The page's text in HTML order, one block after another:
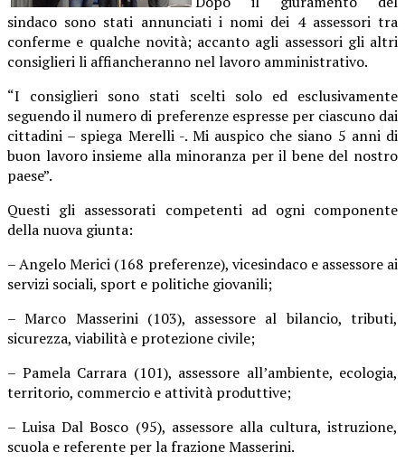
sindaco sono stati annunciati i nomi dei 4 assessori tra
conferme e qualche novità; accanto agli assessori gli altri
consiglieri li affiancheranno nel lavoro amministrativo.
“I consiglieri sono stati scelti solo ed esclusivamente
seguendo il numero di preferenze espresse per ciascuno dai
cittadini – spiega Merelli -. Mi auspico che siano 5 anni di
buon lavoro insieme alla minoranza per il bene del nostro
paese”.
Questi gli assessorati competenti ad ogni componente
della nuova giunta:
– Angelo Merici (168 preferenze), vicesindaco e assessore ai
servizi sociali, sport e politiche giovanili;
– Marco Masserini (103), assessore al bilancio, tributi,
sicurezza, viabilità e protezione civile;
– Pamela Carrara (101), assessore all’ambiente, ecologia,
territorio, commercio e attività produttive;
– Luisa Dal Bosco (95), assessore alla cultura, istruzione,
scuola e referente per la frazione Masserini.